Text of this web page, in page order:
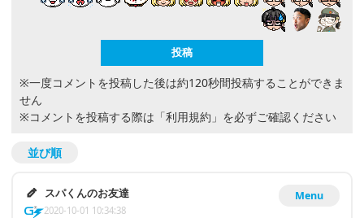
※一度コメントを投稿した後は約120秒間投稿することができま
せん
※コメントを投稿する際は 「利用規約」 を必ずご確認ください
並び順
Menu
スパくんのお友達
2020-10-01 10:34:38